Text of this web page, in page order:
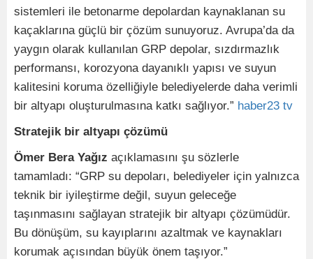
sistemleri ile betonarme depolardan kaynaklanan su
kaçaklarına güçlü bir çözüm sunuyoruz. Avrupa’da da
yaygın olarak kullanılan GRP depolar, sızdırmazlık
performansı, korozyona dayanıklı yapısı ve suyun
kalitesini koruma özelliğiyle belediyelerde daha verimli
bir altyapı oluşturulmasına katkı sağlıyor.” haber23 tv
Stratejik bir altyapı çözümü
Ömer Bera Yağız açıklamasını şu sözlerle
tamamladı: “GRP su depoları, belediyeler için yalnızca
teknik bir iyileştirme değil, suyun geleceğe
taşınmasını sağlayan stratejik bir altyapı çözümüdür.
Bu dönüşüm, su kayıplarını azaltmak ve kaynakları
korumak açısından büyük önem taşıyor.”